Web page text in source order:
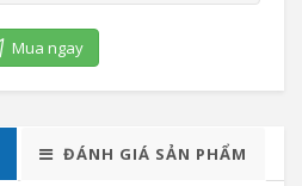
Mua ngay
ĐÁNH GIÁ SẢN PHẨM